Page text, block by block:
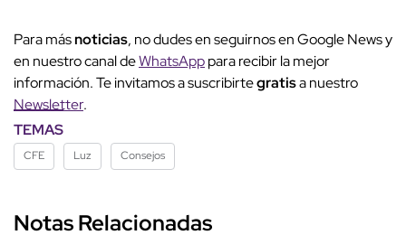
Para másnoticias, no dudes en seguirnos en Google News y
en nuestro canal deWhatsApppara recibir la mejor
información. Te invitamos a suscribirtegratisa nuestro
Newsletter.
TEMAS
CFE Luz Consejos
Notas Relacionadas